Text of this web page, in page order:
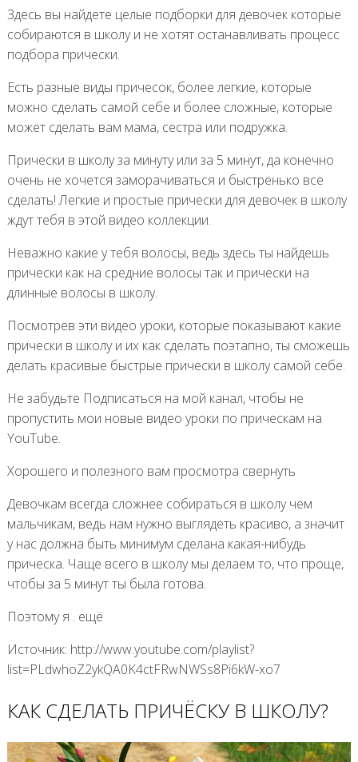
Здесь вы найдете целые подборки для девочек которые
собираются в школу и не хотят останавливать процесс
подбора прически.
Есть разные виды причесок, более легкие, которые
можно сделать самой себе и более сложные, которые
может сделать вам мама, сестра или подружка.
Прически в школу за минуту или за 5 минут, да конечно
очень не хочется заморачиваться и быстренько все
сделать! Легкие и простые прически для девочек в школу
ждут тебя в этой видео коллекции.
Неважно какие у тебя волосы, ведь здесь ты найдешь
прически как на средние волосы так и прически на
длинные волосы в школу.
Посмотрев эти видео уроки, которые показывают какие
прически в школу и их как сделать поэтапно, ты сможешь
делать красивые быстрые прически в школу самой себе.
Не забудьте Подписаться на мой канал, чтобы не
пропустить мои новые видео уроки по прическам на
YouTube.
Хорошего и полезного вам просмотра свернуть
Девочкам всегда сложнее собираться в школу чем
мальчикам, ведь нам нужно выглядеть красиво, а значит
у нас должна быть минимум сделана какая-нибудь
прическа. Чаще всего в школу мы делаем то, что проще,
чтобы за 5 минут ты была готова.
Поэтому я . ещё
Источник: http://www.youtube.com/playlist?
list=PLdwhoZ2ykQA0K4ctFRwNWSs8Pi6kW-xo7
КАК СДЕЛАТЬ ПРИЧЁСКУ В ШКОЛУ?